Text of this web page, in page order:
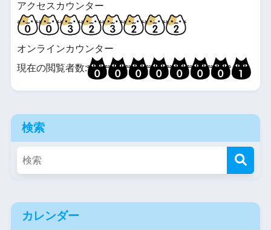
アクセスカウンター
オンラインカウンター
現在の閲覧者数:
検索
カレンダー